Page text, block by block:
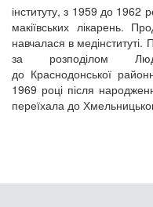
інституту, з 1959 до 1962
макіївських лікарень.
навчалася в медінституті.
за розподілом
до Краснодонської
1969 році після
переїхала до